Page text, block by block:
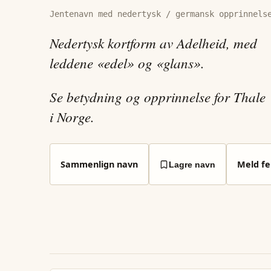
Jentenavn med nedertysk / germansk
Nedertysk kortform av Adelheid, med
leddene «edel» og «glans».
Se betydning og opprinnelse for Thale
i Norge.
Sammenlign navn Lagre navn Meld